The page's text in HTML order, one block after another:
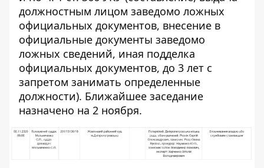
должностным лицом заведомо ложных
официальных документов, внесение в
официальные документы заведомо
ложных сведений, иная подделка
официальных документов, до 3 лет с
запретом занимать определенные
должности). Ближайшее заседание
назначено на 2 ноября.